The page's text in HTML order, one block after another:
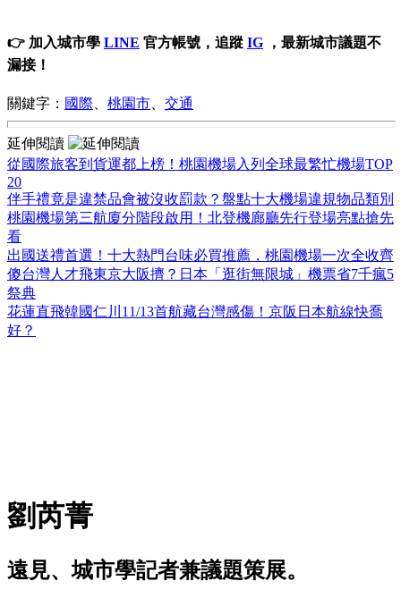
👉 加入城市學 LINE 官方帳號，追蹤 IG ，最新城市議題不
漏接！
關鍵字： 國際 桃園市 交通
延伸閱讀
從國際旅客到貨運都上榜！桃園機場入列全球最繁忙機場TOP
20
伴手禮竟是違禁品會被沒收罰款？盤點十大機場違規物品類別
桃園機場第三航廈分階段啟用！北登機廊廳先行登場亮點搶先
看
出國送禮首選！十大熱門台味必買推薦，桃園機場一次全收齊
傻台灣人才飛東京大阪擠？日本「逛街無限城」機票省7千瘋5
祭典
花蓮直飛韓國仁川11/13首航藏台灣感傷！京阪日本航線快喬
好？
劉芮菁
遠見、城市學記者兼議題策展。